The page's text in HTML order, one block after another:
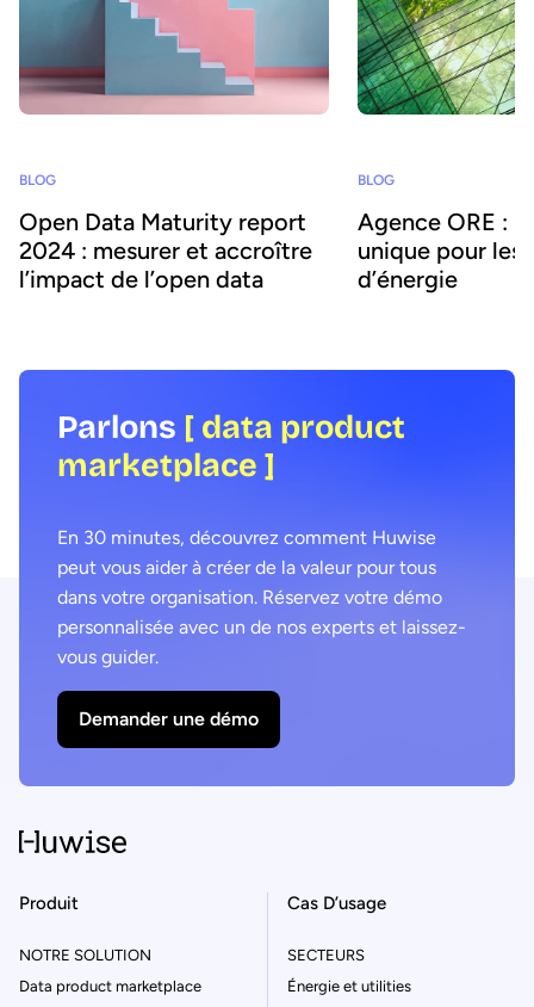
BLOG
Open Data Maturity report
2024 : mesurer et accroître
l’impact de l’open data
BLOG
Agence ORE :
unique pour les
d’énergie
Parlons [ data product
marketplace ]
En 30 minutes, découvrez comment Huwise
peut vous aider à créer de la valeur pour tous
dans votre organisation. Réservez votre démo
personnalisée avec un de nos experts et laissez-
vous guider.
Demander une démo
Produit
NOTRE SOLUTION
Data product marketplace
Cas D’usage
SECTEURS
Énergie et utilities